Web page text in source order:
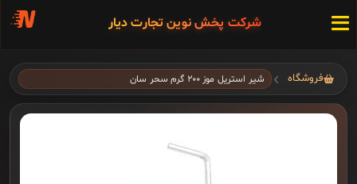
شرکت پخش نوین تجارت دیار
فروشگاه شیر استریل موز ۲۰۰ گرم سحر سان